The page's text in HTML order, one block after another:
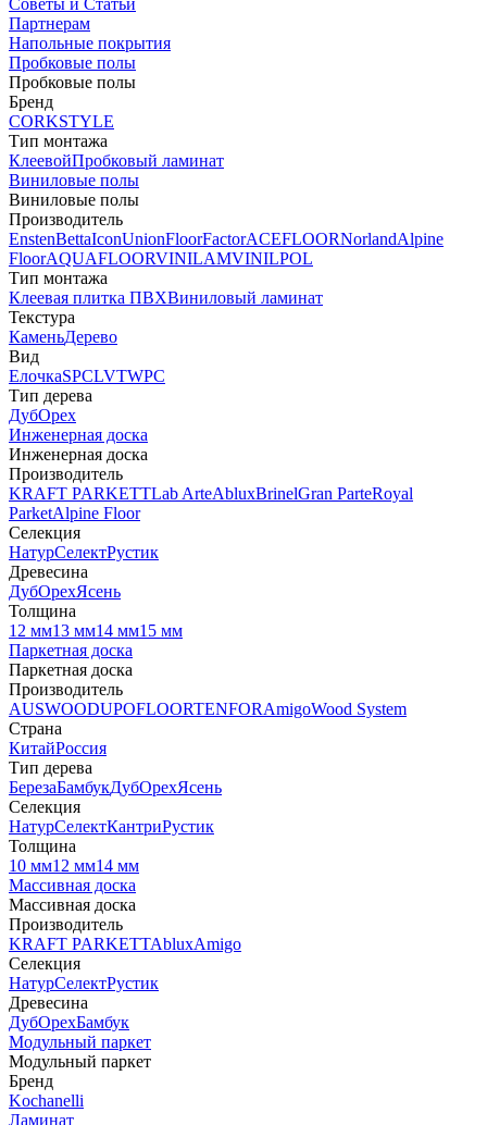
Советы и Статьи
Партнерам
Напольные покрытия
Пробковые полы
Пробковые полы
Бренд
CORKSTYLE
Тип монтажа
КлеевойПробковый ламинат
Виниловые полы
Виниловые полы
Производитель
EnstenBettaIconUnionFloorFactorACEFLOORNorlandAlpine
FloorAQUAFLOORVINILAMVINILPOL
Тип монтажа
Клеевая плитка ПВХВиниловый ламинат
Текстура
КаменьДерево
Вид
ЕлочкаSPCLVTWPC
Тип дерева
ДубОрех
Инженерная доска
Инженерная доска
Производитель
KRAFT PARKETTLab ArteAbluxBrinelGran ParteRoyal
ParketAlpine Floor
Селекция
НатурСелектРустик
Древесина
ДубОрехЯсень
Толщина
12 мм13 мм14 мм15 мм
Паркетная доска
Паркетная доска
Производитель
AUSWOODUPOFLOORTENFORAmigoWood System
Страна
КитайРоссия
Тип дерева
БерезаБамбукДубОрехЯсень
Селекция
НатурСелектКантриРустик
Толщина
10 мм12 мм14 мм
Массивная доска
Массивная доска
Производитель
KRAFT PARKETTAbluxAmigo
Селекция
НатурСелектРустик
Древесина
ДубОрехБамбук
Модульный паркет
Модульный паркет
Бренд
Kochanelli
Ламинат